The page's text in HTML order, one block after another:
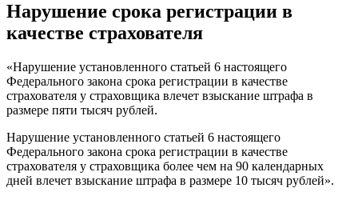
Нарушение срока регистрации в
качестве страхователя
«Нарушение установленного статьей 6 настоящего
Федерального закона срока регистрации в качестве
страхователя у страховщика влечет взыскание штрафа в
размере пяти тысяч рублей.
Нарушение установленного статьей 6 настоящего
Федерального закона срока регистрации в качестве
страхователя у страховщика более чем на 90 календарных
дней влечет взыскание штрафа в размере 10 тысяч рублей».